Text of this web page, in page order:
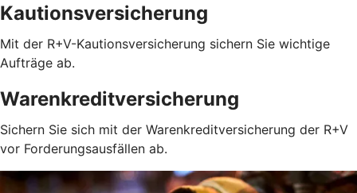
Kautionsversicherung
Mit der R+V-Kautionsversicherung sichern Sie wichtige
Aufträge ab.
Warenkreditversicherung
Sichern Sie sich mit der Warenkreditversicherung der R+V
vor Forderungsausfällen ab.